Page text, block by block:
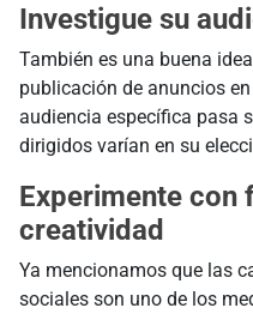
Investigue su
También es una buena
publicación de anuncios
audiencia específica pasa
dirigidos varían en su
Experimente con
creatividad
Ya mencionamos que las
sociales son uno de los